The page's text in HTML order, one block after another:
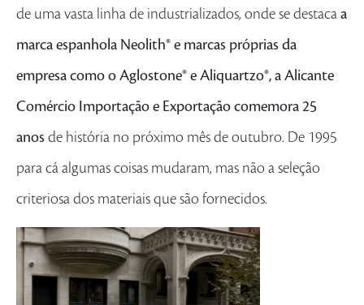
de uma vasta linha de industrializados, onde se destaca a
marca espanhola Neolith® e marcas próprias da
empresa como o Aglostone® e Aliquartzo®, a Alicante
Comércio Importação e Exportação comemora 25
anos de história no próximo mês de outubro. De 1995
para cá algumas coisas mudaram, mas não a seleção
criteriosa dos materiais que são fornecidos.